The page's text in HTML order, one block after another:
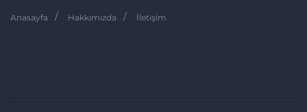
Anasayfa Hakkımızda İletişim